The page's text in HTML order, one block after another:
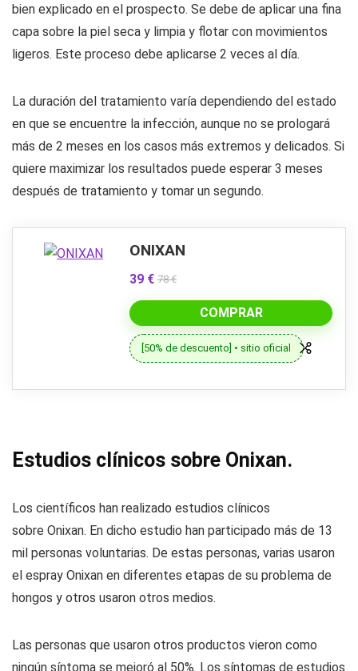
bien explicado en el prospecto. Se debe de aplicar una fina
capa sobre la piel seca y limpia y flotar con movimientos
ligeros. Este proceso debe aplicarse 2 veces al día.
La duración del tratamiento varía dependiendo del estado
en que se encuentre la infección, aunque no se prologará
más de 2 meses en los casos más extremos y delicados. Si
quiere maximizar los resultados puede esperar 3 meses
después de tratamiento y tomar un segundo.
ONIXAN
39 € 78 €
COMPRAR
[50% de descuento] • sitio oficial
Estudios clínicos sobre Onixan.
Los científicos han realizado estudios clínicos
sobre Onixan. En dicho estudio han participado más de 13
mil personas voluntarias. De estas personas, varias usaron
el espray Onixan en diferentes etapas de su problema de
hongos y otros usaron otros medios.
Las personas que usaron otros productos vieron como
ningún síntoma se mejoró al 50%. Los síntomas de estudios